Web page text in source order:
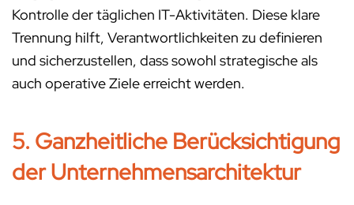
Kontrolle der täglichen IT-Aktivitäten. Diese klare
Trennung hilft, Verantwortlichkeiten zu definieren
und sicherzustellen, dass sowohl strategische als
auch operative Ziele erreicht werden.
5. Ganzheitliche Berücksichtigung
der Unternehmensarchitektur